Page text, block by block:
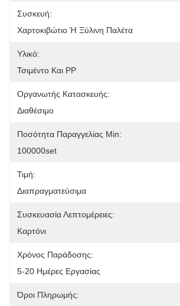
Συσκευή:
Χαρτοκιβώτιο Ή Ξύλινη Παλέτα
Υλικό:
Τσιμέντο Και PP
Οργανωτής Κατασκευής:
Διαθέσιμο
Ποσότητα Παραγγελίας Min:
100000set
Τιμή:
Διαπραγματεύσιμα
Συσκευασία Λεπτομέρειες:
Καρτόνι
Χρόνος Παράδοσης:
5-20 Ημέρες Εργασίας
Όροι Πληρωμής: